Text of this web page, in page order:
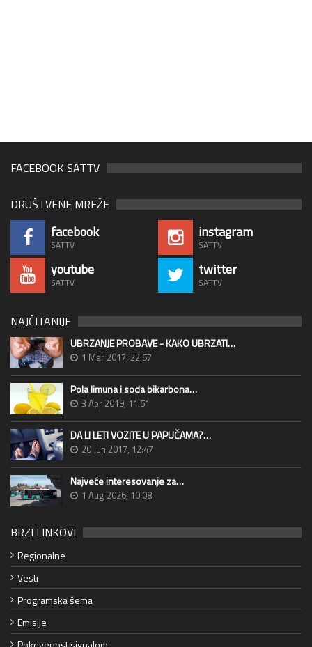
FACEBOOK SATTV
DRUŠTVENE MREŽE
facebook
SATTV
instagram
SATTV
youtube
SATTV
twitter
SATTV
NAJČITANIJE
UBRZANJE PROBAVE - KAKO UBRZATI…
1 Mar 2017, 22:57
Pola limuna i soda bikarbona…
3 Apr 2019, 11:51
DA LI LETI VOZITE U PAPUČAMA?…
20 Jun 2017, 12:47
Najveće interesovanje za…
1 Aug 2026, 10:08
BRZI LINKOVI
Regionalne
Vesti
Programska šema
Emisije